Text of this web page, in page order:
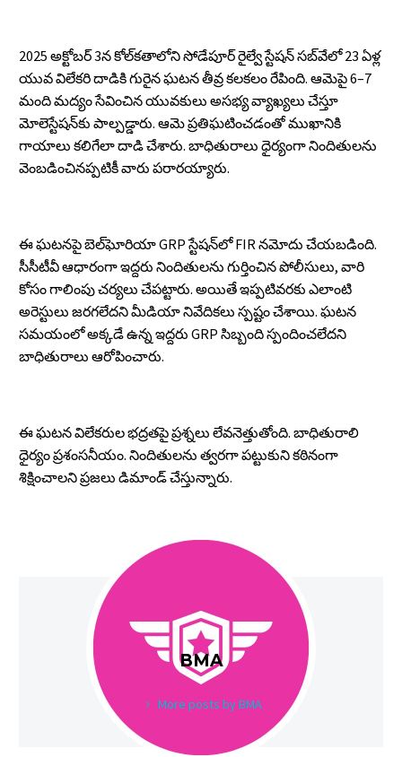
2025 అక్టోబర్ 3న కోల్‌కతాలోని సోడేపూర్ రైల్వే స్టేషన్ సబ్‌వేలో 23 ఏళ్ల
యువ విలేకరి దాడికి గురైన ఘటన తీవ్ర కలకలం రేపింది. ఆమెపై 6–7
మంది మద్యం సేవించిన యువకులు అసభ్య వ్యాఖ్యలు చేస్తూ
మోలెస్టేషన్‌కు పాల్పడ్డారు. ఆమె ప్రతిఘటించడంతో ముఖానికి
గాయాలు కలిగేలా దాడి చేశారు. బాధితురాలు ధైర్యంగా నిందితులను
వెంబడించినప్పటికీ వారు పరారయ్యారు.
ఈ ఘటనపై బెల్‌ఘోరియా GRP స్టేషన్‌లో FIR నమోదు చేయబడింది.
సీసీటీవీ ఆధారంగా ఇద్దరు నిందితులను గుర్తించిన పోలీసులు, వారి
కోసం గాలింపు చర్యలు చేపట్టారు. అయితే ఇప్పటివరకు ఎలాంటి
అరెస్టులు జరగలేదని మీడియా నివేదికలు స్పష్టం చేశాయి. ఘటన
సమయంలో అక్కడే ఉన్న ఇద్దరు GRP సిబ్బంది స్పందించలేదని
బాధితురాలు ఆరోపించారు.
ఈ ఘటన విలేకరుల భద్రతపై ప్రశ్నలు లేవనెత్తుతోంది. బాధితురాలి
ధైర్యం ప్రశంసనీయం. నిందితులను త్వరగా పట్టుకుని కఠినంగా
శిక్షించాలని ప్రజలు డిమాండ్ చేస్తున్నారు.
BMA
More posts by BMA